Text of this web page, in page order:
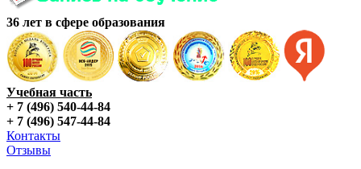
36 лет в сфере образования
Учебная часть
+ 7 (496) 540-44-84
+ 7 (496) 547-44-84
Контакты
Отзывы